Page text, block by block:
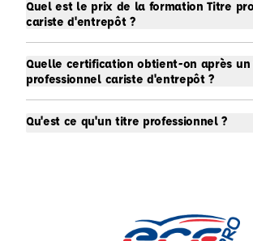
Quel est le prix de la formation Titre
cariste d'entrepôt ?
Quelle certification obtient-on après
professionnel cariste d'entrepôt ?
Qu'est ce qu'un titre professionnel ?